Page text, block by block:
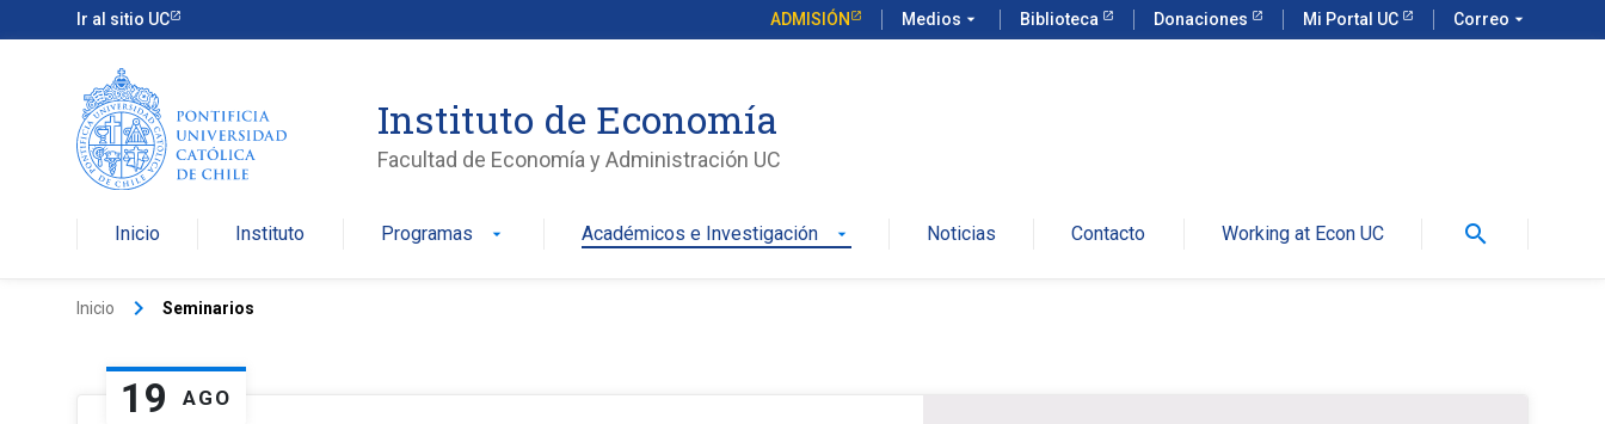
Ir al sitio UC ADMISIÓN Medios arrow_drop_down Biblioteca Donaciones Mi Portal UC Correo arrow_drop_down
Instituto de Economía
Facultad de Economía y Administración UC
Inicio Instituto Programas arrow_drop_down Académicos e Investigación arrow_drop_down Noticias Contacto Working at Econ UC search
Inicio keyboard_arrow_right Seminarios
19 AGO